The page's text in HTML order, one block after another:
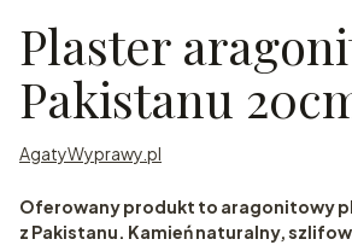
Plaster
Pakistanu
AgatyWyprawy.pl
Oferowany produkt to aragonitowy
z Pakistanu. Kamień naturalny,